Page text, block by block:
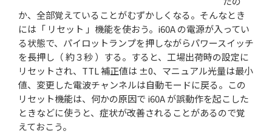
か、全部覚えていることがむずかしくなる。そんなとき
には「 リセット 」機能を使おう。i60A の電源が入ってい
る状態で、パイロットランプを押しながらパワースイッチ
を長押し（ 約３秒 ）する。すると、工場出荷時の設定に
リセットされ、TTL 補正値は ±0、マニュアル光量は最小
値、変更した電波チャンネルは自動モードに戻る。この
リセット機能は、何かの原因で i60A が誤動作を起こした
ときなどに使うと、症状が改善されることがあるので覚
えておこう。